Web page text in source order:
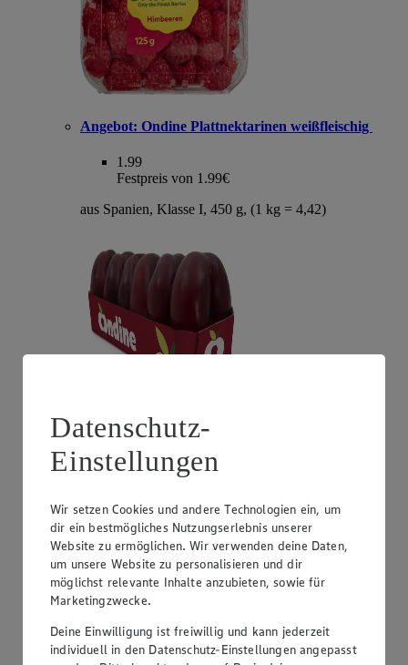
Angebot: Ondine Plattnektarinen weißfleischig
1.99
Festpreis von 1.99€
aus Spanien, Klasse I, 450 g, (1 kg = 4,42)
Angebot:Unsere Heimat Zucchini
1.49
aus Süddeutschland, Klasse I, 1 kg
Datenschutz-
Einstellungen
Wir setzen Cookies und andere Technologien ein, um
dir ein bestmögliches Nutzungserlebnis unserer
Website zu ermöglichen. Wir verwenden deine Daten,
um unsere Website zu personalisieren und dir
möglichst relevante Inhalte anzubieten, sowie für
Marketingzwecke.
Deine Einwilligung ist freiwillig und kann jederzeit
individuell in den Datenschutz-Einstellungen angepasst